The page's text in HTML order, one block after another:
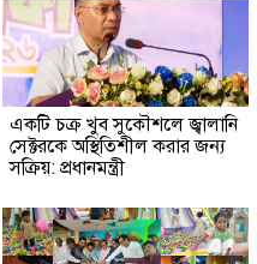
একটি চক্র খুব সুকৌশলে জ্বালানি
সেক্টরকে অস্থিতিশীল করার জন্য
সক্রিয়: প্রধানমন্ত্রী